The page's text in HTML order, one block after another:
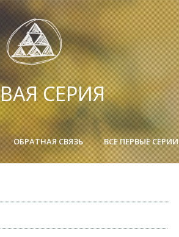
СЕРИЯ
ОБРАТНАЯ СВЯЗЬ ВСЕ ПЕРВЫЕ СЕРИИ